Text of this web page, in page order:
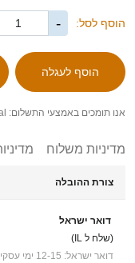
הוסף לסל: -
אנו תומכים באמצעי התשלום: Paypal
מדיניות משלוח
צורת ההובלה
דואר ישראל
(שלח ל IL)
דואר ישראל: 12-15 ימי עסקים